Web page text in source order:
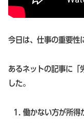
今日は、仕事の重要性
あるネットの記事に「
した。
働かない方が所得